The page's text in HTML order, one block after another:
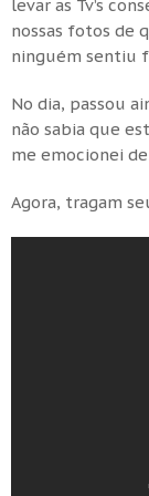
levar as Tv’s
nossas fotos de
ninguém sentiu
No dia, passou
não sabia que
me emocionei
Agora, tragam